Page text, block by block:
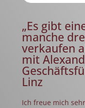
„Es gibt
manche
verkaufen
mit
Linz
Ich freue mich